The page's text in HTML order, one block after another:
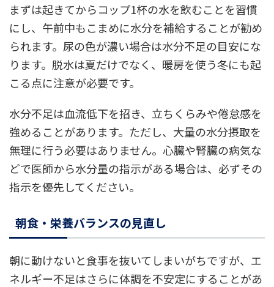
まずは起きてからコップ1杯の水を飲むことを習慣
にし、午前中もこまめに水分を補給することが勧め
られます。尿の色が濃い場合は水分不足の目安にな
ります。脱水は夏だけでなく、暖房を使う冬にも起
こる点に注意が必要です。
水分不足は血流低下を招き、立ちくらみや倦怠感を
強めることがあります。ただし、大量の水分摂取を
無理に行う必要はありません。心臓や腎臓の病気な
どで医師から水分量の指示がある場合は、必ずその
指示を優先してください。
朝食・栄養バランスの見直し
朝に動けないと食事を抜いてしまいがちですが、エ
ネルギー不足はさらに体調を不安定にすることがあ